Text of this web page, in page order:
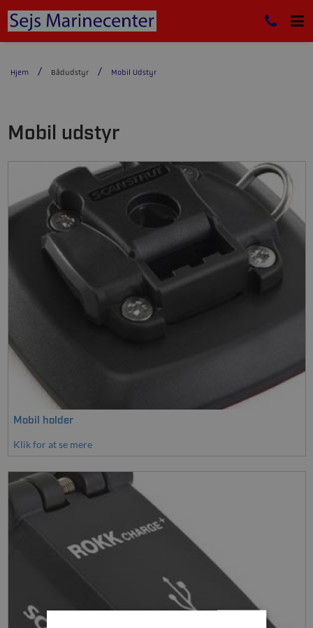
Hjem Bådudstyr Mobil Udstyr
Mobil udstyr
Mobil holder
Klik for at se mere